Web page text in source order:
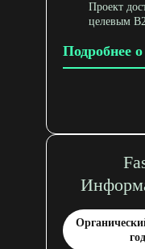
Проект
целевым
Подробнее